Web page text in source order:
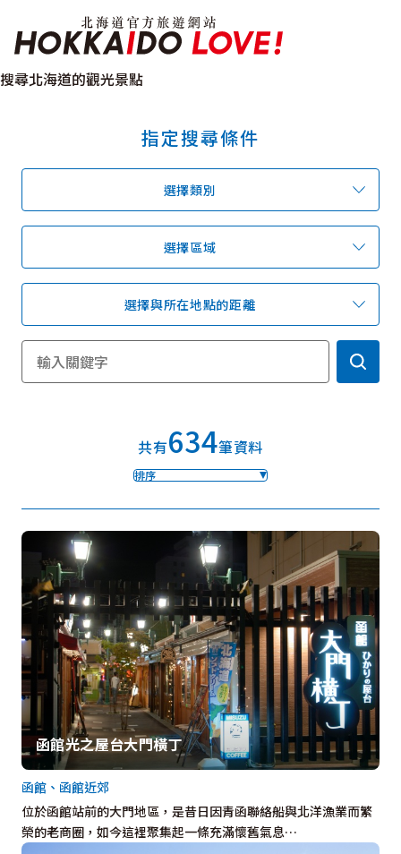
溫泉
區域指南
預約
北海道簡介
依旅遊主題搜尋
七個國立公園
基礎知識
我的最愛
Face Insta YouT Insta Face
照片集
影片
觀光手冊
使用條款
隱私權政策摘要
Cookie 政策
關於我們
連結
語言
搜尋北海道的觀光景點
指定搜尋條件
選擇類別
選擇區域
選擇與所在地點的距離
共有634筆資料
排序
函館光之屋台大門橫丁
位於函館站前的大門地區，是昔日因青函聯絡船與北洋漁業而繁
榮的老商圈，如今這裡聚集起一條充滿懷舊氣息…
函館、函館近郊